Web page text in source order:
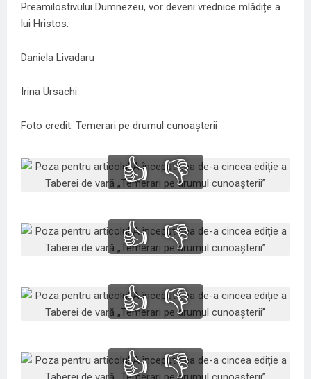
Preamilostivului Dumnezeu, vor deveni vrednice mlădițe a
lui Hristos.
Daniela Livadaru
Irina Ursachi
Foto credit: Temerari pe drumul cunoașterii
👍 👎
👍 👎
👍 👎
👍 👎